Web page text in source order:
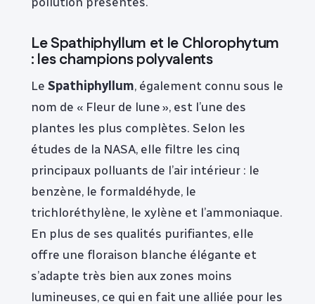
Le Spathiphyllum et le Chlorophytum
: les champions polyvalents
Le Spathiphyllum, également connu sous le
nom de « Fleur de lune », est l’une des
plantes les plus complètes. Selon les
études de la NASA, elle filtre les cinq
principaux polluants de l’air intérieur : le
benzène, le formaldéhyde, le
trichloréthylène, le xylène et l’ammoniaque.
En plus de ses qualités purifiantes, elle
offre une floraison blanche élégante et
s’adapte très bien aux zones moins
lumineuses, ce qui en fait une alliée pour les